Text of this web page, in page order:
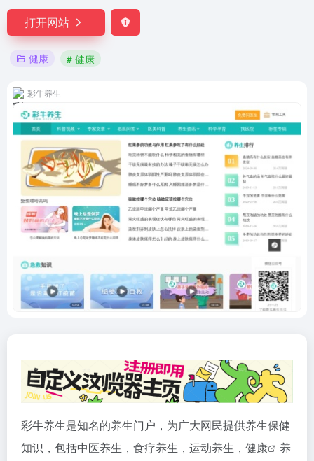
打开网站
健康 # 健康
彩牛养生
彩牛养生是知名的养生门户，为广大网民提供养生保健
知识，包括中医养生，食疗养生，运动养生， 健康
养